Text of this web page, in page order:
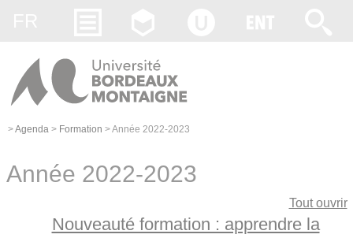
>Agenda > Formation >Année 2022-2023
Année 2022-2023
Tout ouvrir
Nouveauté formation : apprendre la